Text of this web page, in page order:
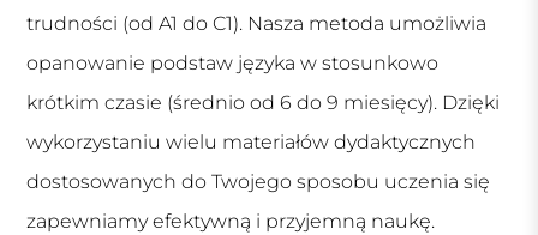
trudności (od A1 do C1). Nasza metoda umożliwia
opanowanie podstaw języka w stosunkowo
krótkim czasie (średnio od 6 do 9 miesięcy). Dzięki
wykorzystaniu wielu materiałów dydaktycznych
dostosowanych do Twojego sposobu uczenia się
zapewniamy efektywną i przyjemną naukę.